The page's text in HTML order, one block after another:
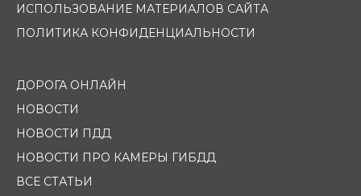
ИСПОЛЬЗОВАНИЕ МАТЕРИАЛОВ САЙТА
ПОЛИТИКА КОНФИДЕНЦИАЛЬНОСТИ
ДОРОГА ОНЛАЙН
НОВОСТИ
НОВОСТИ ПДД
НОВОСТИ ПРО КАМЕРЫ ГИБДД
ВСЕ СТАТЬИ